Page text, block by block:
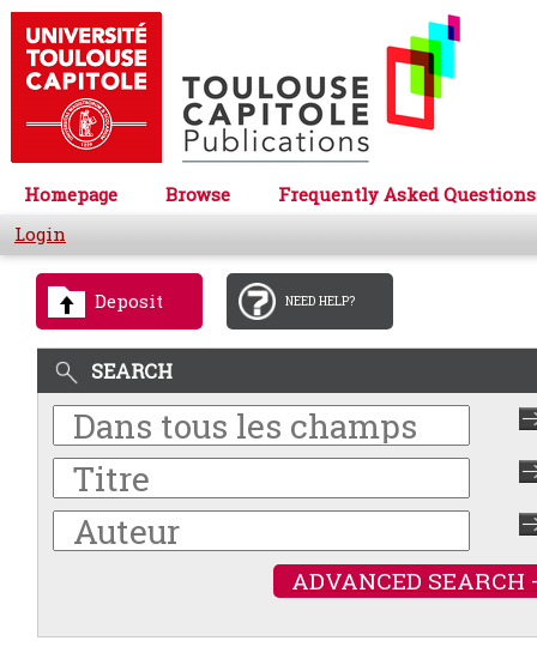
Homepage Browse
Frequently Asked Questions
Login
Deposit NEED HELP?
SEARCH
ADVANCED SEARCH